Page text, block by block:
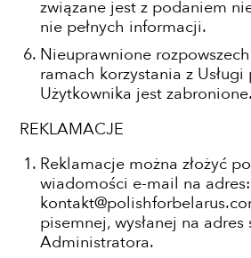
związane jest z podaniem
nie pełnych informacji.
Nieuprawnione
ramach korzystania z Usługi
Użytkownika jest zabronione.
REKLAMACJE
Reklamacje można złożyć
wiadomości e-mail na
pisemnej, wysłanej na
Administratora.